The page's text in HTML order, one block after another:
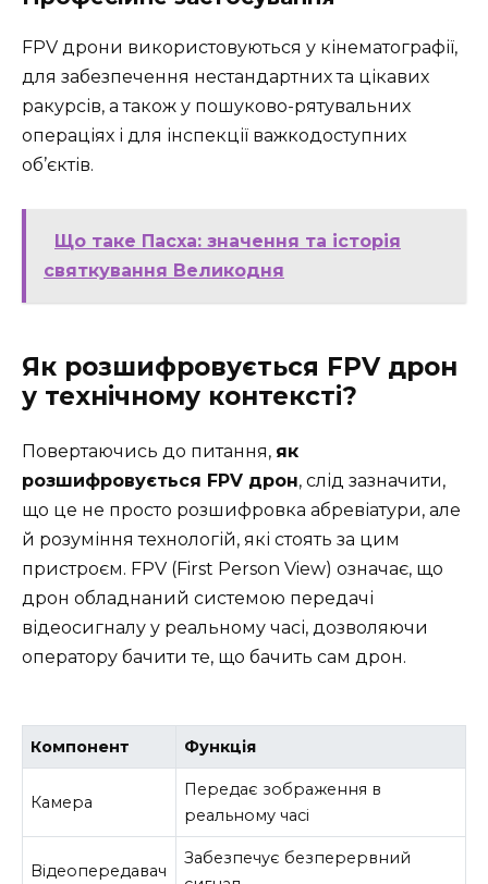
FPV дрони використовуються у кінематографії,
для забезпечення нестандартних та цікавих
ракурсів, а також у пошуково-рятувальних
операціях і для інспекції важкодоступних
об’єктів.
Що таке Пасха: значення та історія
святкування Великодня
Як розшифровується FPV дрон
у технічному контексті?
Повертаючись до питання, як
розшифровується FPV дрон, слід зазначити,
що це не просто розшифровка абревіатури, але
й розуміння технологій, які стоять за цим
пристроєм. FPV (First Person View) означає, що
дрон обладнаний системою передачі
відеосигналу у реальному часі, дозволяючи
оператору бачити те, що бачить сам дрон.
Компонент Функція
Камера
Передає зображення в
реальному часі
Відеопередавач
Забезпечує безперервний